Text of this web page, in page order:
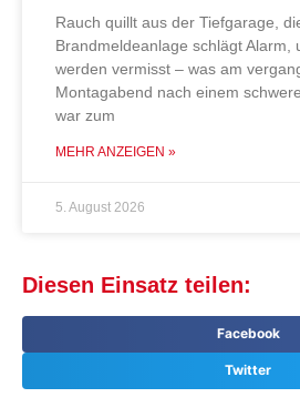
Rauch quillt aus der Tiefgarage,
Brandmeldeanlage schlägt Alarm,
werden vermisst – was am
Montagabend nach einem
war zum
MEHR ANZEIGEN »
5. August 2026
Diesen Einsatz teilen:
Facebook
Twitter